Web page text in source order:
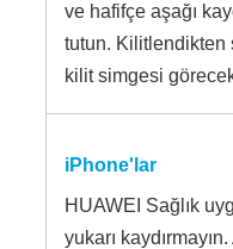
ve hafifçe aşağı
tutun. Kilitlendikten
kilit simgesi
iPhone'lar
HUAWEI Sağlık
yukarı